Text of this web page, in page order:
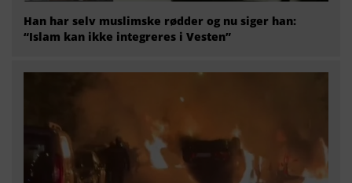
Han har selv muslimske rødder og nu siger han:
“Islam kan ikke integreres i Vesten”